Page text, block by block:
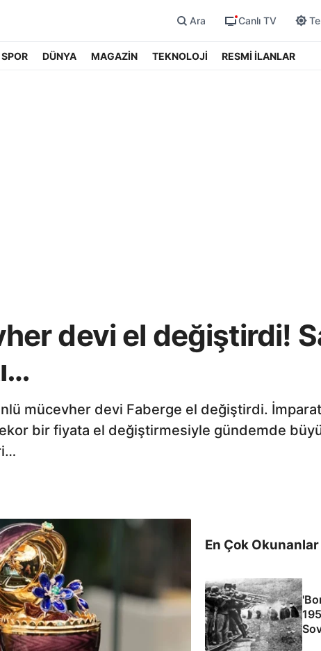
Ara Canlı TV
DÜNYA MAGAZİN TEKNOLOJİ RESMİ İLANLAR
devi el değiştirdi!
mücevher devi Faberge el değiştirdi.
bir fiyata el değiştirmesiyle gündemde
En Çok Okunanlar